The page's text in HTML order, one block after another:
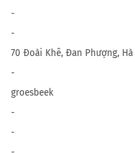
-
-
70 Đoài Khê, Đan Phượng,
-
groesbeek
-
-